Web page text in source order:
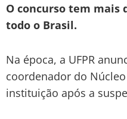
O concurso tem mais
todo o Brasil.
Na época, a UFPR
coordenador do
instituição após a